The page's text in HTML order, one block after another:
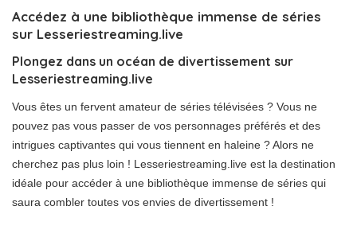
Accédez à une bibliothèque immense de séries
sur Lesseriestreaming.live
Plongez dans un océan de divertissement sur
Lesseriestreaming.live
Vous êtes un fervent amateur de séries télévisées ? Vous ne
pouvez pas vous passer de vos personnages préférés et des
intrigues captivantes qui vous tiennent en haleine ? Alors ne
cherchez pas plus loin ! Lesseriestreaming.live est la destination
idéale pour accéder à une bibliothèque immense de séries qui
saura combler toutes vos envies de divertissement !